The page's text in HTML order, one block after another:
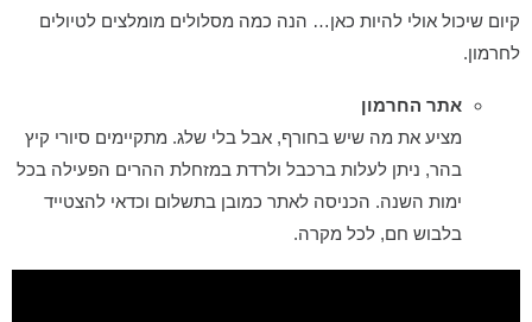
קיום שיכול אולי להיות כאן… הנה כמה מסלולים מומלצים לטיולים
לחרמון.
אתר החרמון
מציע את מה שיש בחורף, אבל בלי שלג. מתקיימים סיורי קיץ
בהר, ניתן לעלות ברכבל ולרדת במזחלת ההרים הפעילה בכל
ימות השנה. הכניסה לאתר כמובן בתשלום וכדאי להצטייד
בלבוש חם, לכל מקרה.